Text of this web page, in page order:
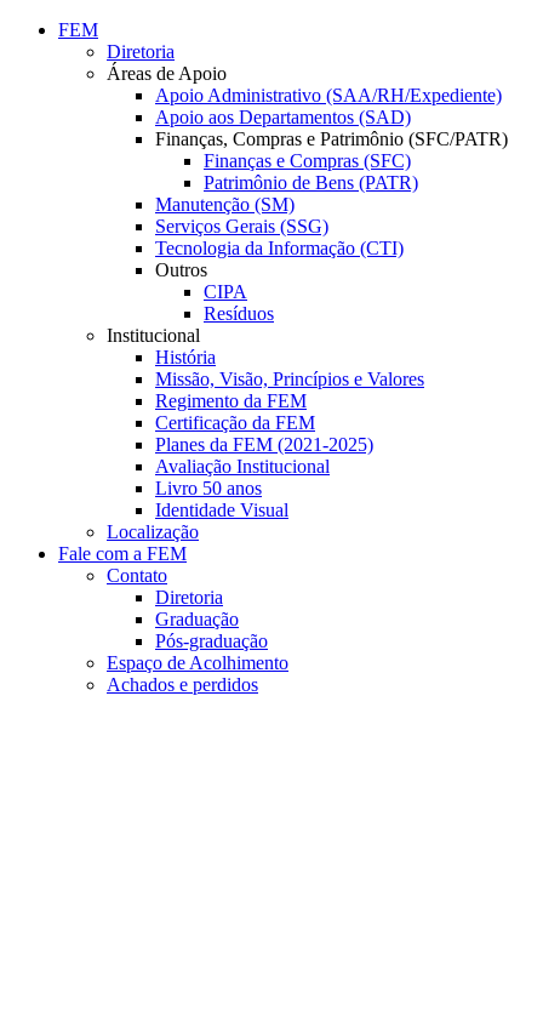
Conteúdo principal
FEM
Diretoria
Áreas de Apoio
Apoio Administrativo (SAA/RH/Expediente)
Apoio aos Departamentos (SAD)
Finanças, Compras e Patrimônio (SFC/PATR)
Finanças e Compras (SFC)
Patrimônio de Bens (PATR)
Manutenção (SM)
Serviços Gerais (SSG)
Tecnologia da Informação (CTI)
Outros
CIPA
Resíduos
Institucional
História
Missão, Visão, Princípios e Valores
Regimento da FEM
Certificação da FEM
Planes da FEM (2021-2025)
Avaliação Institucional
Livro 50 anos
Identidade Visual
Localização
Fale com a FEM
Contato
Diretoria
Graduação
Pós-graduação
Espaço de Acolhimento
Achados e perdidos